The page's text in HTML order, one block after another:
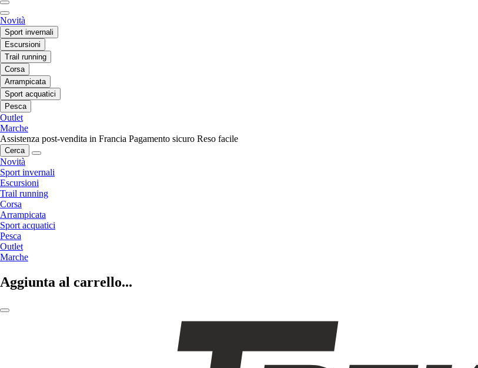
Novità
Sport invernali
Escursioni
Trail running
Corsa
Arrampicata
Sport acquatici
Pesca
Outlet
Marche
Assistenza post-vendita in Francia Pagamento sicuro Reso facile
Cerca
Novità
Sport invernali
Escursioni
Trail running
Corsa
Arrampicata
Sport acquatici
Pesca
Outlet
Marche
Aggiunta al carrello...